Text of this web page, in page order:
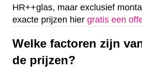
HR++glas, maar exclusief
exacte prijzen hier gratis een
Welke factoren zijn
de prijzen?